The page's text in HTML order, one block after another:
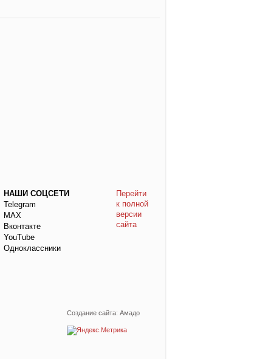
НАШИ СОЦСЕТИ
Telegram
МАХ
Вконтакте
YouTube
Одноклассники
Перейти
к полной
версии
сайта
Создание сайта: Амадо